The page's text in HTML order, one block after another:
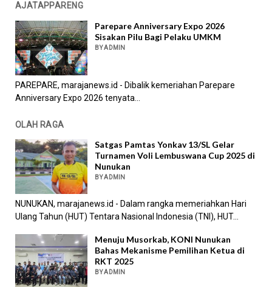
AJATAPPARENG
Parepare Anniversary Expo 2026
Sisakan Pilu Bagi Pelaku UMKM
BY ADMIN
PAREPARE, marajanews.id - Dibalik kemeriahan Parepare
Anniversary Expo 2026 tenyata...
OLAH RAGA
Satgas Pamtas Yonkav 13/SL Gelar
Turnamen Voli Lembuswana Cup 2025 di
Nunukan
BY ADMIN
NUNUKAN, marajanews.id - Dalam rangka memeriahkan Hari
Ulang Tahun (HUT) Tentara Nasional Indonesia (TNI), HUT...
Menuju Musorkab, KONI Nunukan
Bahas Mekanisme Pemilihan Ketua di
RKT 2025
BY ADMIN